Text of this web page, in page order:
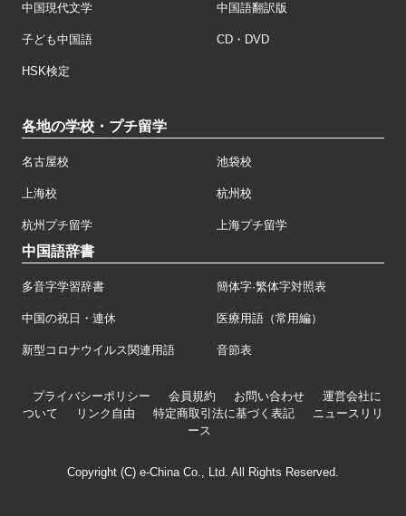
中国現代文学 中国語翻訳版
子ども中国語 CD・DVD
HSK検定
各地の学校・プチ留学
名古屋校 池袋校
上海校 杭州校
杭州プチ留学 上海プチ留学
中国語辞書
多音字学習辞書 簡体字·繁体字対照表
中国の祝日・連休 医療用語（常用編）
新型コロナウイルス関連用語 音節表
プライバシーポリシー 会員規約 お問い合わせ
運営会社に
ついて
リンク自由 特定商取引法に基づく表記
ニュースリリ
ース
Copyright (C) e-China Co., Ltd. All Rights Reserved.